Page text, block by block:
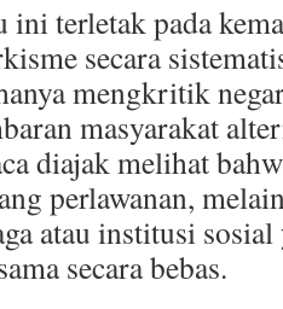
terletak pada
secara
mengkritik
masyarakat
diajak melihat
perlawanan,
atau institusi
secara bebas.